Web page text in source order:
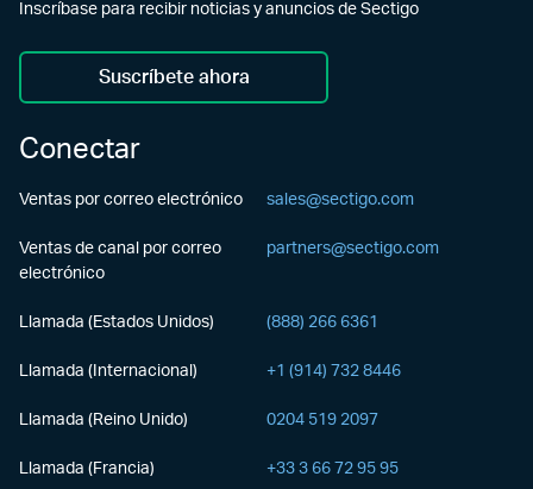
Inscríbase para recibir noticias y anuncios de Sectigo
Suscríbete ahora
Conectar
Ventas por correo electrónico sales@sectigo.com
Ventas de canal por correo
electrónico
partners@sectigo.com
Llamada (Estados Unidos) (888) 266 6361
Llamada (Internacional) +1 (914) 732 8446
Llamada (Reino Unido) 0204 519 2097
Llamada (Francia) +33 3 66 72 95 95